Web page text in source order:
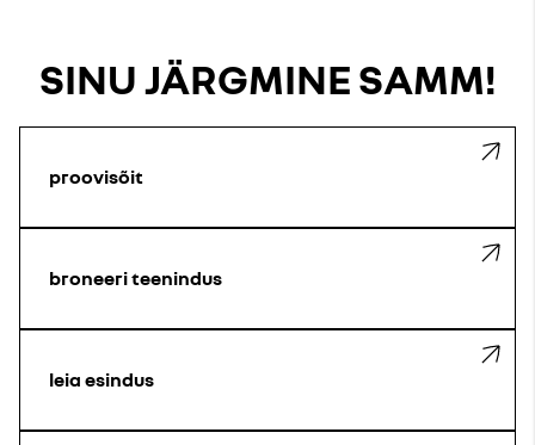
SINU JÄRGMINE SAMM!
proovisõit
broneeri teenindus
leia esindus